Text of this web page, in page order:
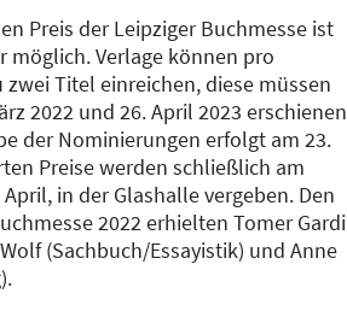
Preis der Leipziger Buchmesse ist
möglich. Verlage können pro
zwei Titel einreichen, diese müssen
2022 und 26. April 2023 erschienen
der Nominierungen erfolgt am 23.
Preise werden schließlich am
in der Glashalle vergeben. Den
2022 erhielten Tomer Gardi
(Sachbuch/Essayistik) und Anne